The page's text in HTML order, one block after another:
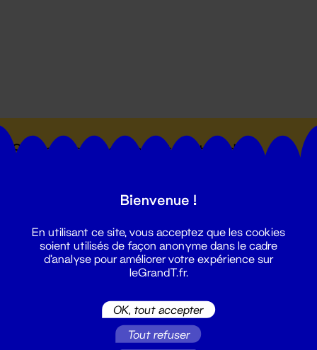
Suivez toutes les actualités du
Bienvenue !
En utilisant ce site, vous acceptez que les cookies
soient utilisés de façon anonyme dans le cadre
d'analyse pour améliorer votre expérience sur
leGrandT.fr.
OK, tout accepter
Tout refuser